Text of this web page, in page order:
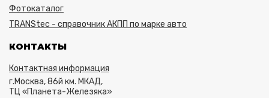
Фотокаталог
TRANStec - справочник АКПП по марке авто
КОНТАКТЫ
Контактная информация
г.Москва, 86й км. МКАД,
ТЦ «Планета-Железяка»